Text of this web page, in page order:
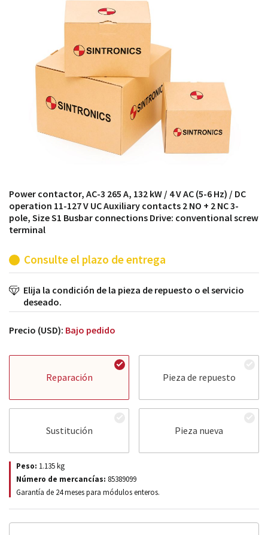
módulos antiguos a un alto nivel técnico o sustitución
de módulos descontinuados por módulos del propio
Power contactor, AC-3 265 A, 132 kW / 4 V AC (5-6 Hz) / DC
operation 11-127 V UC Auxiliary contacts 2 NO + 2 NC 3-
pole, Size S1 Busbar connections Drive: conventional screw
terminal
Consulte el plazo de entrega
Elija la condición de la pieza de repuesto o el servicio
deseado.
Precio (USD): Bajo pedido
Reparación Pieza de repuesto
Sustitución Pieza nueva
Peso: 1.135kg
Número de mercancías: 85389099
Garantía de 24 meses para módulos enteros.